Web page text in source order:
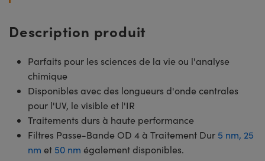
Description produit
Parfaits pour les sciences de la vie ou l'analyse
chimique
Disponibles avec des longueurs d'onde centrales
pour l'UV, le visible et l'IR
Traitements durs à haute performance
Filtres Passe-Bande OD 4 à Traitement Dur 5 nm, 25
nm et 50 nm également disponibles.